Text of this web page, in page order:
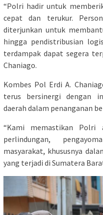
“Polri hadir untuk
cepat dan terukur.
diterjunkan untuk
hingga pendistribusian
terdampak dapat segera
Chaniago.
Kombes Pol Erdi A.
terus bersinergi dengan
daerah dalam penanganan
“Kami memastikan Polri
perlindungan,
masyarakat, khususnya
yang terjadi di Sumatera